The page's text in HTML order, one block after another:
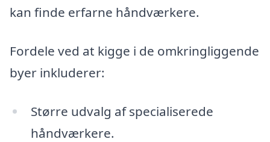
kan finde erfarne håndværkere.
Fordele ved at kigge i de omkringliggende
byer inkluderer:
Større udvalg af specialiserede
håndværkere.